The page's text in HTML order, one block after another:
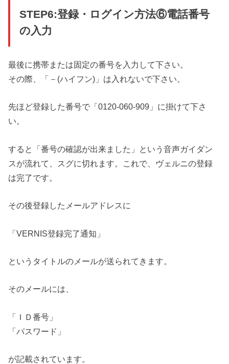
STEP6:登録・ログイン方法⑥電話番号
の入力
最後に携帯または固定の番号を入力して下さい。
その際、「－(ハイフン)」は入れないで下さい。
先ほど登録した番号で「0120-060-909」に掛けて下さ
い。
すると「番号の確認が出来ました」という音声ガイダン
スが流れて、スグに切れます。これで、ヴェルニの登録
は完了です。
その後登録したメールアドレスに
「VERNIS登録完了通知」
というタイトルのメールが送られてきます。
そのメールには、
「ＩＤ番号」
「パスワード」
が記載されています。